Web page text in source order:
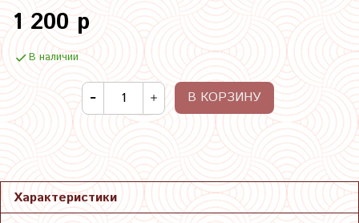
1 200 р
В наличии
В КОРЗИНУ
Характеристики